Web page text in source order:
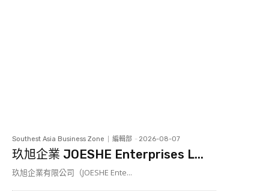
Southest Asia Business Zone 編輯部 - 2026-08-07
玖旭企業 JOESHE Enterprises L...
玖旭企業有限公司（JOESHE Ente...